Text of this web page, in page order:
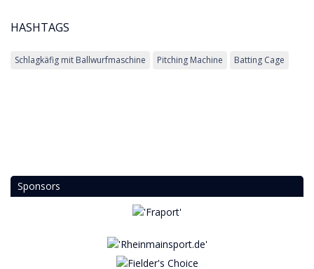
HASHTAGS
Schlagkäfig mit Ballwurfmaschine Pitching Machine Batting Cage
Sponsors